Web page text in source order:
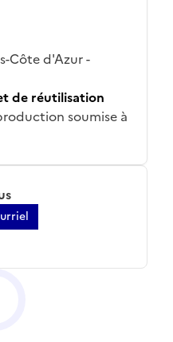
Côte d'Azur -
de réutilisation
soumise à